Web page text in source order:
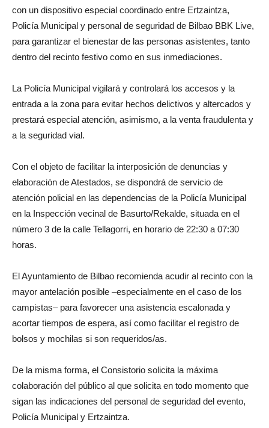
con un dispositivo especial coordinado entre Ertzaintza,
Policía Municipal y personal de seguridad de Bilbao BBK Live,
para garantizar el bienestar de las personas asistentes, tanto
dentro del recinto festivo como en sus inmediaciones.
La Policía Municipal vigilará y controlará los accesos y la
entrada a la zona para evitar hechos delictivos y altercados y
prestará especial atención, asimismo, a la venta fraudulenta y
a la seguridad vial.
Con el objeto de facilitar la interposición de denuncias y
elaboración de Atestados, se dispondrá de servicio de
atención policial en las dependencias de la Policía Municipal
en la Inspección vecinal de Basurto/Rekalde, situada en el
número 3 de la calle Tellagorri, en horario de 22:30 a 07:30
horas.
El Ayuntamiento de Bilbao recomienda acudir al recinto con la
mayor antelación posible –especialmente en el caso de los
campistas– para favorecer una asistencia escalonada y
acortar tiempos de espera, así como facilitar el registro de
bolsos y mochilas si son requeridos/as.
De la misma forma, el Consistorio solicita la máxima
colaboración del público al que solicita en todo momento que
sigan las indicaciones del personal de seguridad del evento,
Policía Municipal y Ertzaintza.